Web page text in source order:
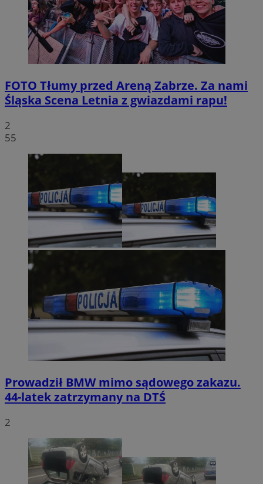
FOTO Tłumy przed Areną Zabrze. Za nami
Śląska Scena Letnia z gwiazdami rapu!
2
55
Prowadził BMW mimo sądowego zakazu.
44-latek zatrzymany na DTŚ
2